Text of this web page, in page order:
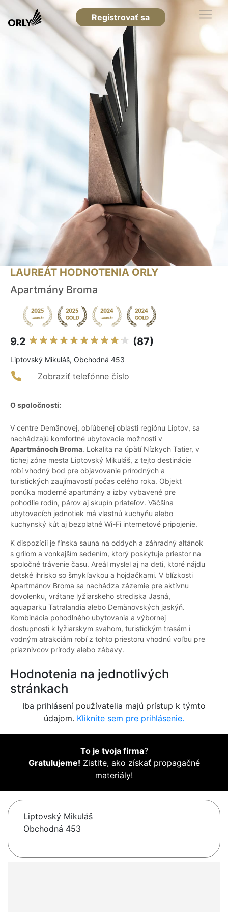
Registrovať sa
LAUREÁT HODNOTENIA ORLY
Apartmány Broma
9.2 (87)
Liptovský Mikuláš, Obchodná 453
Zobraziť telefónne číslo
O spoločnosti:
V centre Demänovej, obľúbenej oblasti regiónu Liptov, sa
nachádzajú komfortné ubytovacie možnosti v
Apartmánoch Broma. Lokalita na úpätí Nízkych Tatier, v
tichej zóne mesta Liptovský Mikuláš, z tejto destinácie
robí vhodný bod pre objavovanie prírodných a
turistických zaujímavostí počas celého roka. Objekt
ponúka moderné apartmány a izby vybavené pre
pohodlie rodín, párov aj skupín priateľov. Väčšina
ubytovacích jednotiek má vlastnú kuchyňu alebo
kuchynský kút aj bezplatné Wi-Fi internetové pripojenie.
K dispozícii je fínska sauna na oddych a záhradný altánok
s grilom a vonkajším sedením, ktorý poskytuje priestor na
spoločné trávenie času. Areál myslel aj na deti, ktoré nájdu
detské ihrisko so šmykľavkou a hojdačkami. V blízkosti
Apartmánov Broma sa nachádza zázemie pre aktívnu
dovolenku, vrátane lyžiarskeho strediska Jasná,
aquaparku Tatralandia alebo Demänovských jaskýň.
Kombinácia pohodlného ubytovania a výbornej
dostupnosti k lyžiarskym svahom, turistickým trasám i
vodným atrakciám robí z tohto priestoru vhodnú voľbu pre
priaznivcov prírody alebo zábavy.
Hodnotenia na jednotlivých
stránkach
Iba prihlásení používatelia majú prístup k týmto
údajom. Kliknite sem pre prihlásenie.
To je tvoja firma?
Gratulujeme! Zistite, ako získať propagačné
materiály!
Liptovský Mikuláš
Obchodná 453